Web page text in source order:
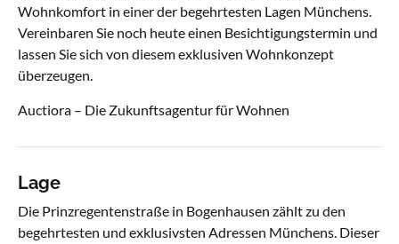
Wohnkomfort in einer der begehrtesten Lagen Münchens.
Vereinbaren Sie noch heute einen Besichtigungstermin und
lassen Sie sich von diesem exklusiven Wohnkonzept
überzeugen.
Auctiora – Die Zukunftsagentur für Wohnen
Lage
Die Prinzregentenstraße in Bogenhausen zählt zu den
begehrtesten und exklusivsten Adressen Münchens. Dieser